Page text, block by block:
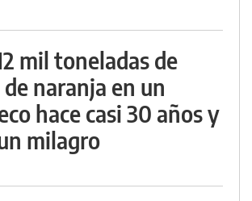
mil toneladas de
de naranja en un
hace casi 30 años y
milagro